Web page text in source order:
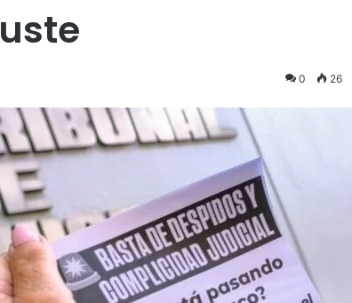
0 26